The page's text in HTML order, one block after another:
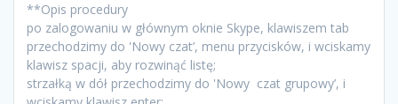
**Opis procedury
po zalogowaniu w głównym oknie Skype, klawiszem tab
przechodzimy do 'Nowy czat’, menu przycisków, i wciskamy
klawisz spacji, aby rozwinąć listę;
strzałką w dół przechodzimy do 'Nowy czat grupowy’, i